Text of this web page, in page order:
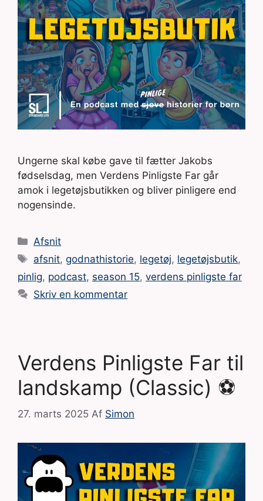
Ungerne skal købe gave til fætter Jakobs
fødselsdag, men Verdens Pinligste Far går
amok i legetøjsbutikken og bliver pinligere end
nogensinde.
Kategorier
Afsnit
Tags
afsnit,godnathistorie, legetøj, legetøjsbutik,
pinlig, podcast, season 15, verdens pinligste far
Skriv en kommentar
Verdens Pinligste Far til
landskamp (Classic) ⚽
27. marts 2025 Af Simon